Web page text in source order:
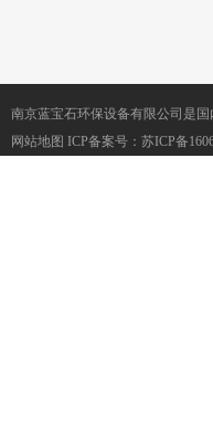
南京蓝宝石环保设备有限公司是
网站地图 ICP备案号： 苏ICP备